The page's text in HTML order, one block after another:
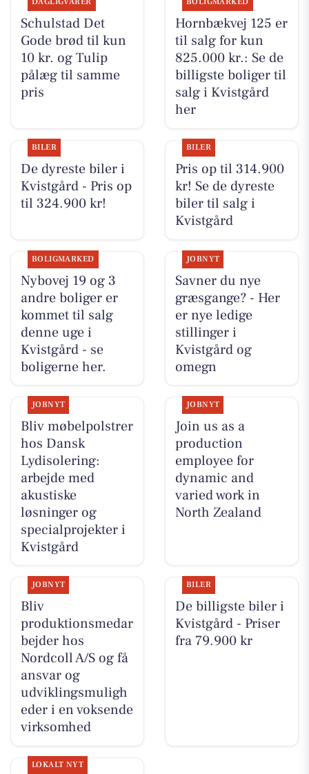
Schulstad Det
Gode brød til kun
10 kr. og Tulip
pålæg til samme
pris
Hornbækvej 125 er
til salg for kun
825.000 kr.: Se de
billigste boliger til
salg i Kvistgård
her
BILER
De dyreste biler i
Kvistgård - Pris op
til 324.900 kr!
BILER
Pris op til 314.900
kr! Se de dyreste
biler til salg i
Kvistgård
BOLIGMARKED
Nybovej 19 og 3
andre boliger er
kommet til salg
denne uge i
Kvistgård - se
boligerne her.
JOBNYT
Savner du nye
græsgange? - Her
er nye ledige
stillinger i
Kvistgård og
omegn
JOBNYT
Bliv møbelpolstrer
hos Dansk
Lydisolering:
arbejde med
akustiske
løsninger og
specialprojekter i
Kvistgård
JOBNYT
Join us as a
production
employee for
dynamic and
varied work in
North Zealand
JOBNYT
Bliv
produktionsmedar
bejder hos
Nordcoll A/S og få
ansvar og
udviklingsmuligh
eder i en voksende
virksomhed
BILER
De billigste biler i
Kvistgård - Priser
fra 79.900 kr
LOKALT NYT